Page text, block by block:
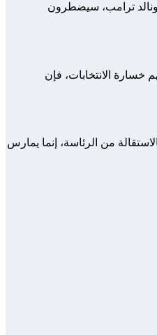
ترامب، سيضطرون
خسارة الانتخابات، فإن
من الرئاسة، إنما يمارس